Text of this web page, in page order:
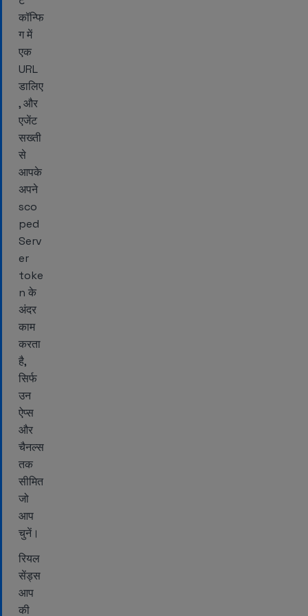
कॉन्फि
ग में
एक
URL
डालिए
, और
एजेंट
सख्ती
से
आपके
अपने
sco
ped
Serv
er
toke
n के
अंदर
काम
करता
है,
सिर्फ
उन
ऐप्स
और
चैनल्स
तक
सीमित
जो
आप
चुनें।
रियल
सेंड्स
आप
की